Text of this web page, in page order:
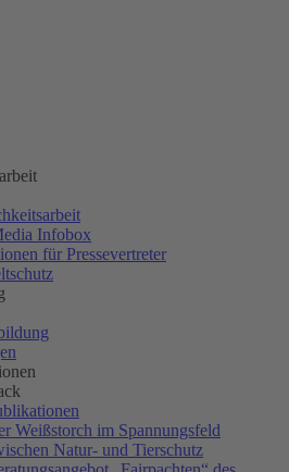
Infobox
für Pressevertreter
Weißstorch im Spannungsfeld
Natur- und Tierschutz